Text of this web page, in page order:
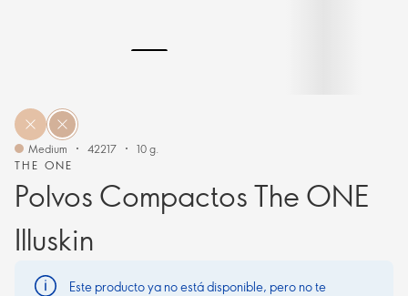
THE ONE
Polvos Compactos The ONE
Illuskin
Medium 42217 10 g.
Este producto ya no está disponible, pero no te